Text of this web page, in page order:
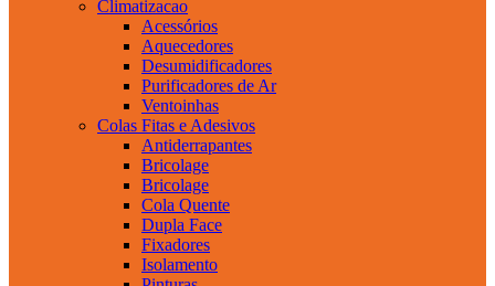
Climatizacao
Acessórios
Aquecedores
Desumidificadores
Purificadores de Ar
Ventoinhas
Colas Fitas e Adesivos
Antiderrapantes
Bricolage
Bricolage
Cola Quente
Dupla Face
Fixadores
Isolamento